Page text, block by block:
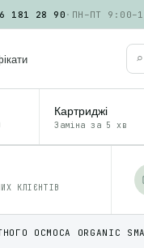
181 28 90 · ПН–ПТ
⌕
Картриджі
Заміна за 5 хв
КЛІЄНТІВ
ОСМОСА ORGANIC